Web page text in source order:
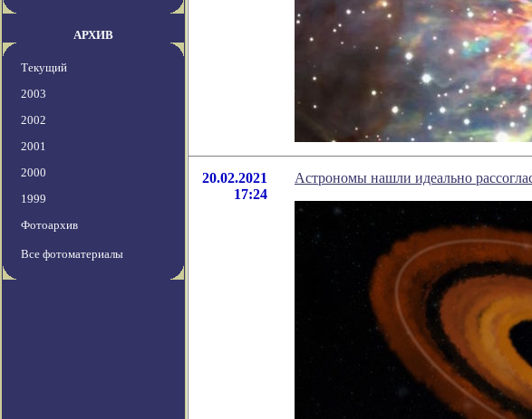
АРХИВ
Текущий
2003
2002
2001
2000
1999
Фотоархив
Все фотоматериалы
20.02.2021
17:24
Астрономы нашли идеально